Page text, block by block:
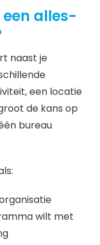
een alles-
naast je
een locatie
de kans op
bureau
wilt met